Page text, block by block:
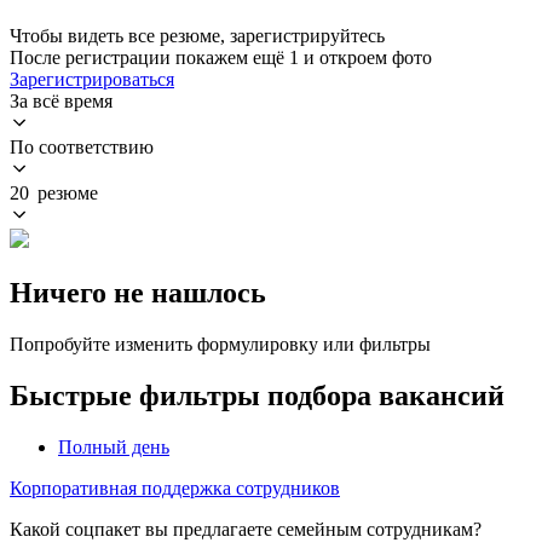
Чтобы видеть все резюме, зарегистрируйтесь
После регистрации покажем ещё 1 и откроем фото
Зарегистрироваться
За всё время
По соответствию
20 резюме
Ничего не нашлось
Попробуйте изменить формулировку или фильтры
Быстрые фильтры подбора вакансий
Полный день
Корпоративная поддержка сотрудников
Какой соцпакет вы предлагаете семейным сотрудникам?